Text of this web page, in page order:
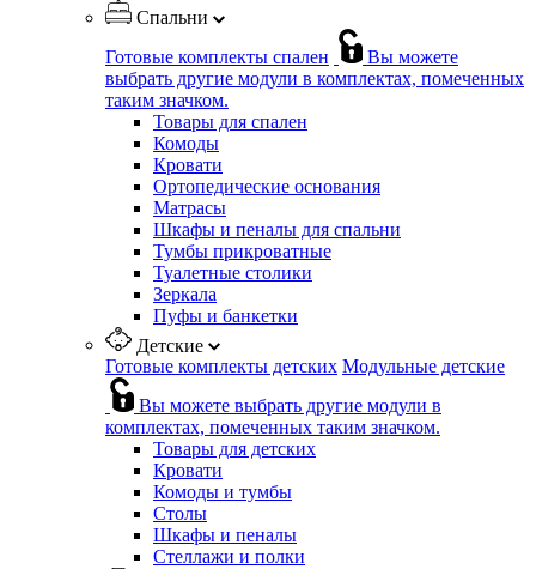
Спальни
Готовые комплекты спален
Вы можете
выбрать другие модули в комплектах, помеченных
таким значком.
Товары для спален
Комоды
Кровати
Ортопедические основания
Матрасы
Шкафы и пеналы для спальни
Тумбы прикроватные
Туалетные столики
Зеркала
Пуфы и банкетки
Детские
Готовые комплекты детских Модульные детские
Вы можете выбрать другие модули в
комплектах, помеченных таким значком.
Товары для детских
Кровати
Комоды и тумбы
Столы
Шкафы и пеналы
Стеллажи и полки